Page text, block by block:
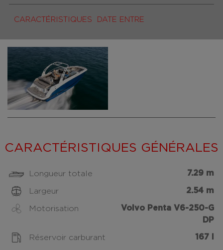
CARACTÉRISTIQUES DATE ENTRE
CARACTÉRISTIQUES GÉNÉRALES
Longueur totale 7.29 m
Largeur 2.54 m
Motorisation
Volvo Penta V6-250-G
DP
Réservoir carburant 167 l